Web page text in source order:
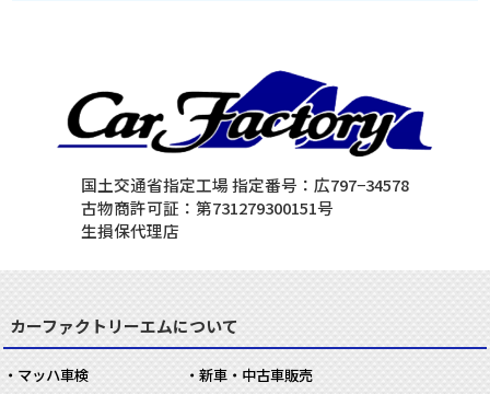
国土交通省指定工場 指定番号：広797−34578
古物商許可証：第731279300151号
生損保代理店
カーファクトリーエムについて
マッハ車検
新車・中古車販売